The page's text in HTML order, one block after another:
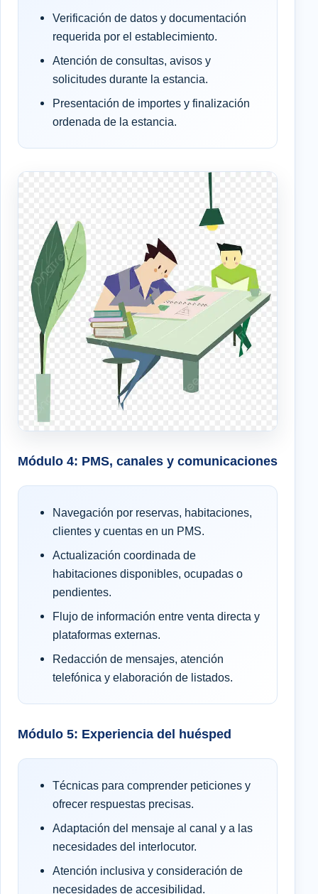
Verificación de datos y documentación
requerida por el establecimiento.
Atención de consultas, avisos y
solicitudes durante la estancia.
Presentación de importes y finalización
ordenada de la estancia.
Módulo 4: PMS, canales y comunicaciones
Navegación por reservas, habitaciones,
clientes y cuentas en un PMS.
Actualización coordinada de
habitaciones disponibles, ocupadas o
pendientes.
Flujo de información entre venta directa y
plataformas externas.
Redacción de mensajes, atención
telefónica y elaboración de listados.
Módulo 5: Experiencia del huésped
Técnicas para comprender peticiones y
ofrecer respuestas precisas.
Adaptación del mensaje al canal y a las
necesidades del interlocutor.
Atención inclusiva y consideración de
necesidades de accesibilidad.